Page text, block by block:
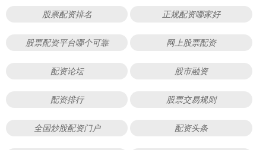
股票配资排名 正规配资哪家好
股票配资平台哪个可靠 网上股票配资
配资论坛 股市融资
配资排行 股票交易规则
全国炒股配资门户 配资头条